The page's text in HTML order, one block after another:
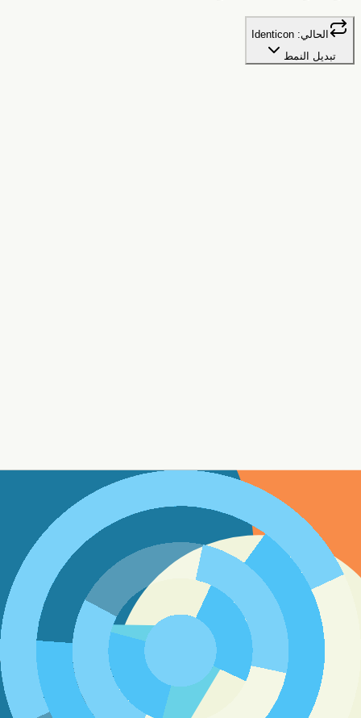
الحالي: Identicon
تبديل النمط
xooox xoxox xxxxx ooxoo
نمط الصف 3
xooox xxoxx xoxox xxxxx oxoxo ooxoo
نمط الصف 4
xoxox xxxxx oxoxo ooxoo
نمط الصف 5